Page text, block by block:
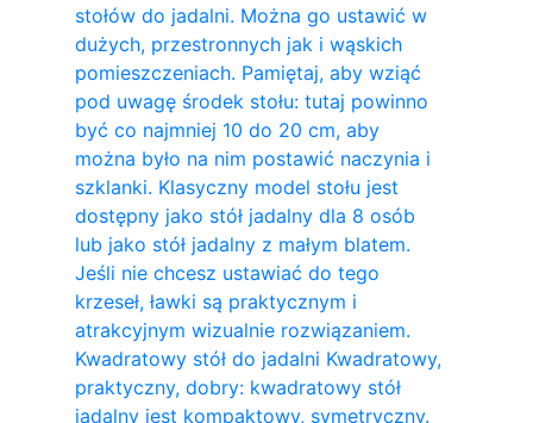
stołów do jadalni. Można go ustawić w
dużych, przestronnych jak i wąskich
pomieszczeniach. Pamiętaj, aby wziąć
pod uwagę środek stołu: tutaj powinno
być co najmniej 10 do 20 cm, aby
można było na nim postawić naczynia i
szklanki. Klasyczny model stołu jest
dostępny jako stół jadalny dla 8 osób
lub jako stół jadalny z małym blatem.
Jeśli nie chcesz ustawiać do tego
krzeseł, ławki są praktycznym i
atrakcyjnym wizualnie rozwiązaniem.
Kwadratowy stół do ​​jadalni Kwadratowy,
praktyczny, dobry: kwadratowy stół
jadalny jest kompaktowy, symetryczny.